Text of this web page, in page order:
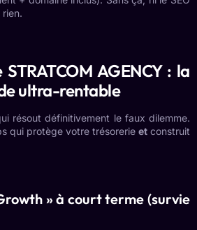
AGENCY : la
ultra-rentable
résout définitivement le faux dilemme.
qui protège votre trésorerie et construit
» à court terme (survie